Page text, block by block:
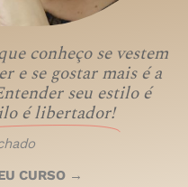
conheço se vestem
e se gostar mais é a
seu estilo é
é libertador!
CURSO →